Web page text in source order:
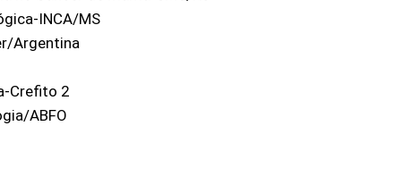
INCA/MS
Argentina
Crefito 2
ABFO